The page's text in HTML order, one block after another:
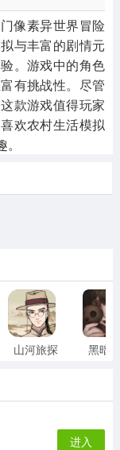
像素异世界冒险
与丰富的剧情元
。游戏中的角色
有挑战性。尽管
款游戏值得玩家
欢农村生活模拟
山河旅探 黑暗
进入